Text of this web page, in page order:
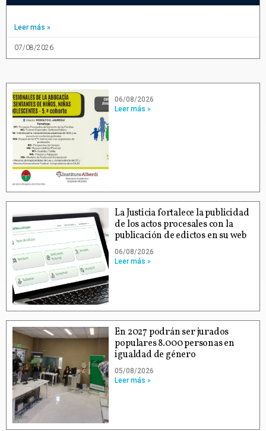
Leer más »
07/08/2026
06/08/2026
Leer más »
La Justicia fortalece la publicidad
de los actos procesales con la
publicación de edictos en su web
06/08/2026
Leer más »
En 2027 podrán ser jurados
populares 8.000 personas en
igualdad de género
05/08/2026
Leer más »